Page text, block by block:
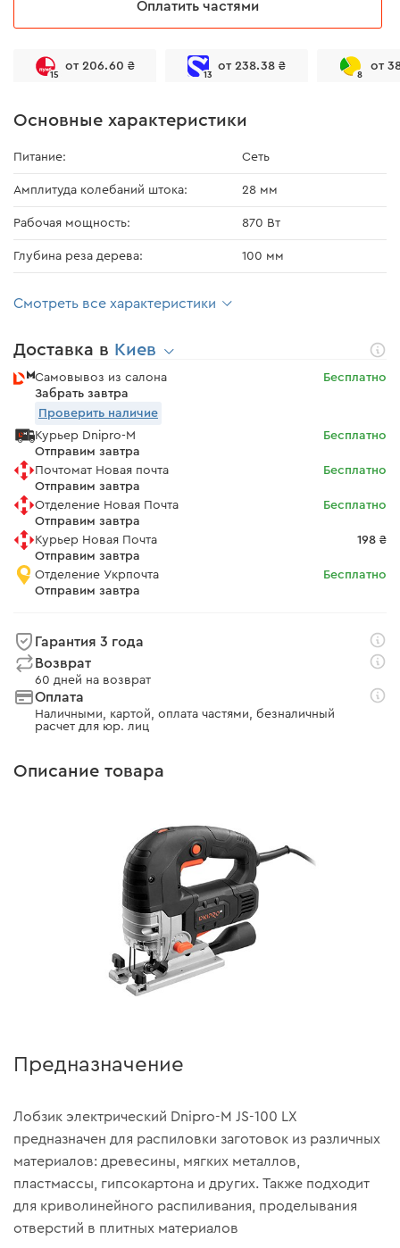
Оплатить частями
15
от 206.60 ₴
13
от 238.38 ₴
8
от
Основные характеристики
Питание: Сеть
Амплитуда колебаний штока: 28 мм
Рабочая мощность: 870 Вт
Глубина реза дерева: 100 мм
Смотреть все характеристики
Доставка в Киев
Самовывоз из салона
Забрать завтра
Бесплатно
Проверить наличие
Курьер Dnipro-M
Отправим завтра
Бесплатно
Почтомат Новая почта
Отправим завтра
Бесплатно
Отделение Новая Почта
Отправим завтра
Бесплатно
Курьер Новая Почта
Отправим завтра
198 ₴
Отделение Укрпочта
Отправим завтра
Бесплатно
Гарантия 3 года
Возврат
60 дней на возврат
Оплата
Наличными, картой, оплата частями, безналичный
расчет для юр. лиц
Описание товара
Предназначение
Лобзик электрический Dnipro-M JS-100 LX
предназначен для распиловки заготовок из различных
материалов: древесины, мягких металлов,
пластмассы, гипсокартона и других. Также подходит
для криволинейного распиливания, проделывания
отверстий в плитных материалов